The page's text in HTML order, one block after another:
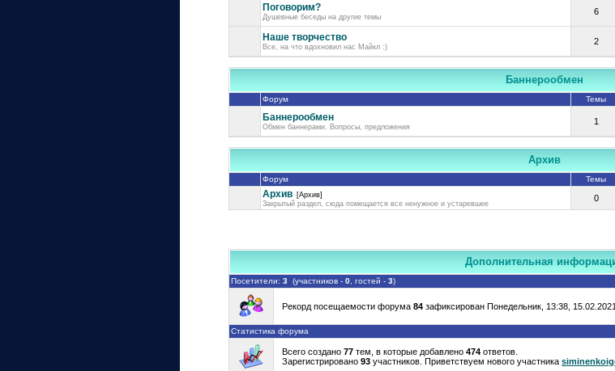
Поговорим?
Душевные беседы на другие темы
6
Наше творчество
Все, на что вдохновил нас Майкл :)
2
Баннерообмен
Форум Темы
Баннерообмен
Обмен баннерами. Вопросы, предложения
1
Архив
Форум Темы
Архив [Архив]
Закрытый раздел, сюда помещается все ненужное и устаревшее
0
Дополнительная
Посетители: 3 (участников - 0 , гостей - 3)
Рекорд посещаемости форума 84 зафиксирован Понедельник, 13:38, 15.02.2021.
Статистика форума
Всего создано 77 тем, в которые добавлено 474 ответов.
Зарегистрировано 93 участников. Приветствуем нового участника